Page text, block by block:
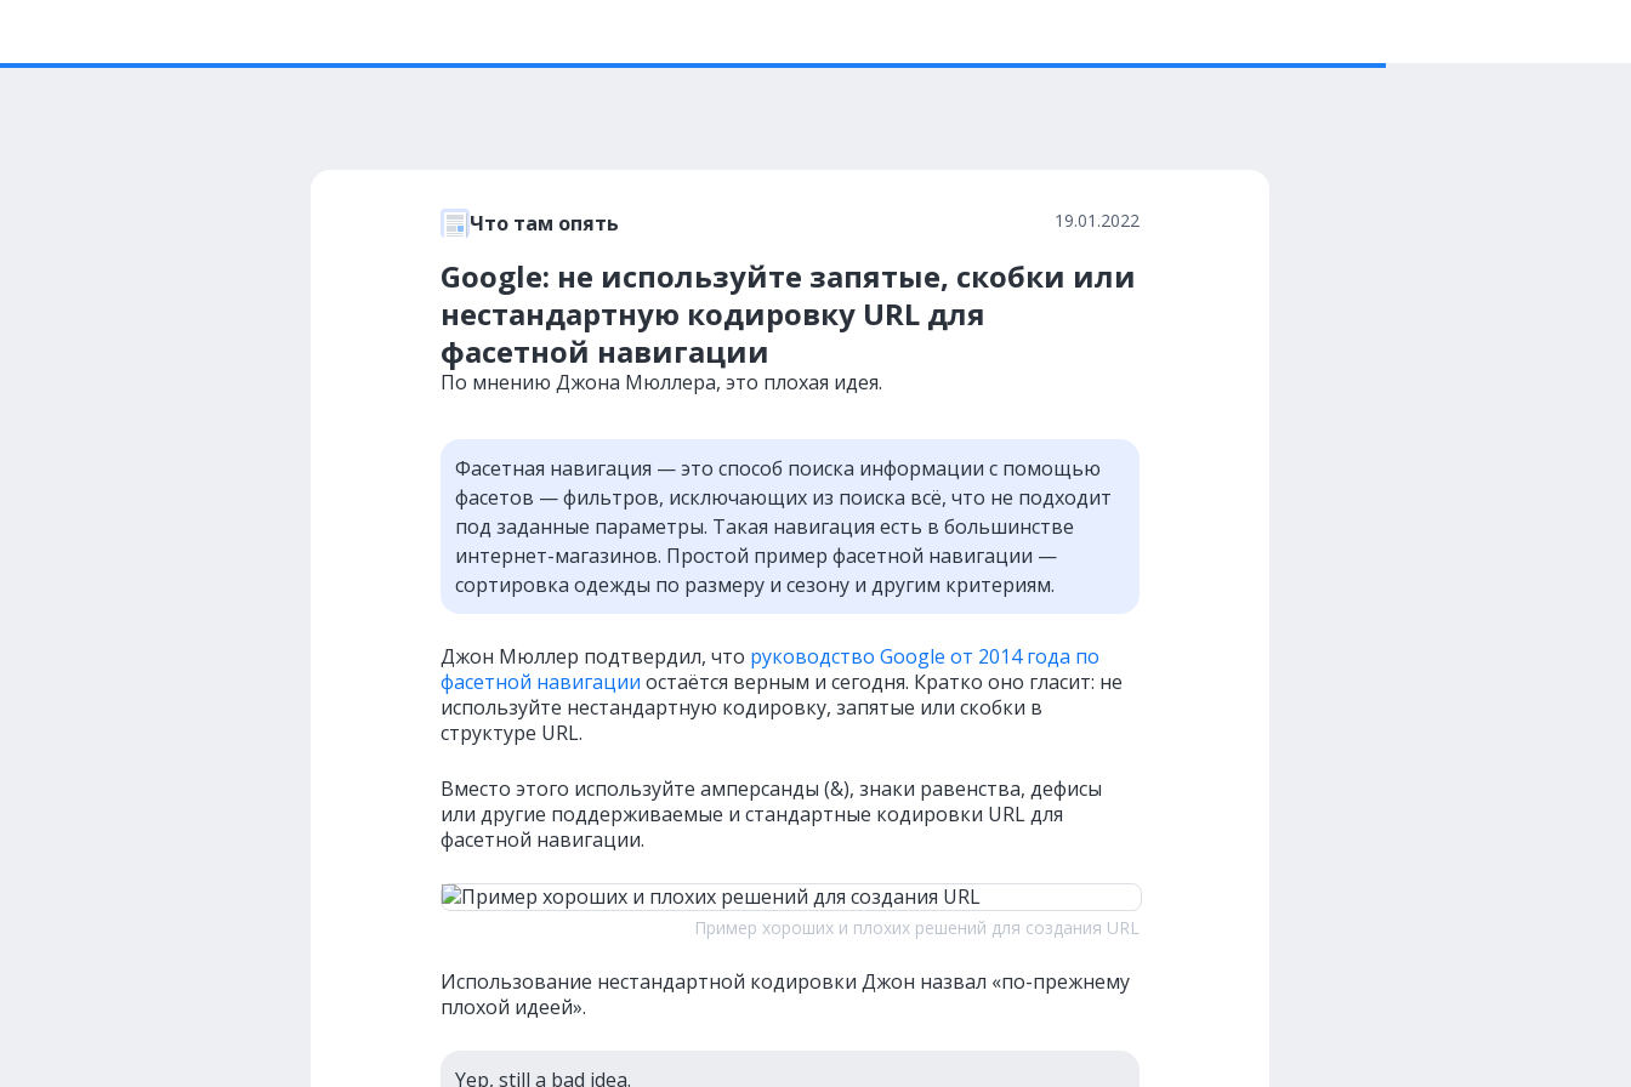
Что там опять 19.01.2022
Google: не используйте запятые, скобки или
нестандартную кодировку URL для
фасетной навигации
По мнению Джона Мюллера, это плохая идея.
Фасетная навигация — это способ поиска информации с помощью
фасетов — фильтров, исключающих из поиска всё, что не подходит
под заданные параметры. Такая навигация есть в большинстве
интернет-магазинов. Простой пример фасетной навигации —
сортировка одежды по размеру и сезону и другим критериям.
Джон Мюллер подтвердил, что руководство Google от 2014 года по
фасетной навигации остаётся верным и сегодня. Кратко оно гласит: не
используйте нестандартную кодировку, запятые или скобки в
структуре URL.
Вместо этого используйте амперсанды (&), знаки равенства, дефисы
или другие поддерживаемые и стандартные кодировки URL для
фасетной навигации.
Пример хороших и плохих решений для создания URL
Использование нестандартной кодировки Джон назвал «по-прежнему
плохой идеей».
Yep, still a bad idea.